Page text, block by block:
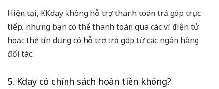
Hiện tại, KKday không hỗ trợ thanh toán trả góp trực
tiếp, nhưng bạn có thể thanh toán qua các ví điện tử
hoặc thẻ tín dụng có hỗ trợ trả góp từ các ngân hàng
đối tác.
5. Kday có chính sách hoàn tiền không?